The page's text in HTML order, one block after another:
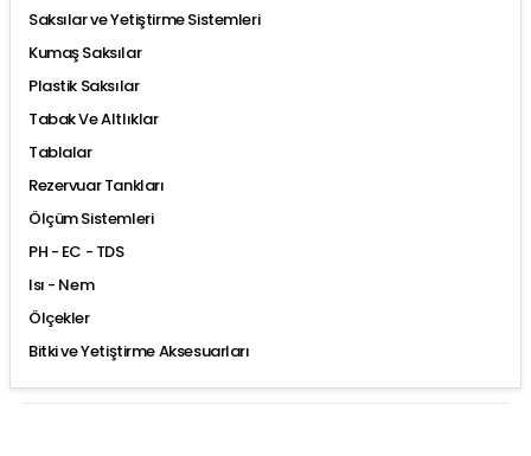
Saksılar ve Yetiştirme Sistemleri
Kumaş Saksılar
Plastik Saksılar
Tabak Ve Altlıklar
Tablalar
Rezervuar Tankları
Ölçüm Sistemleri
PH - EC - TDS
Isı - Nem
Ölçekler
Bitki ve Yetiştirme Aksesuarları